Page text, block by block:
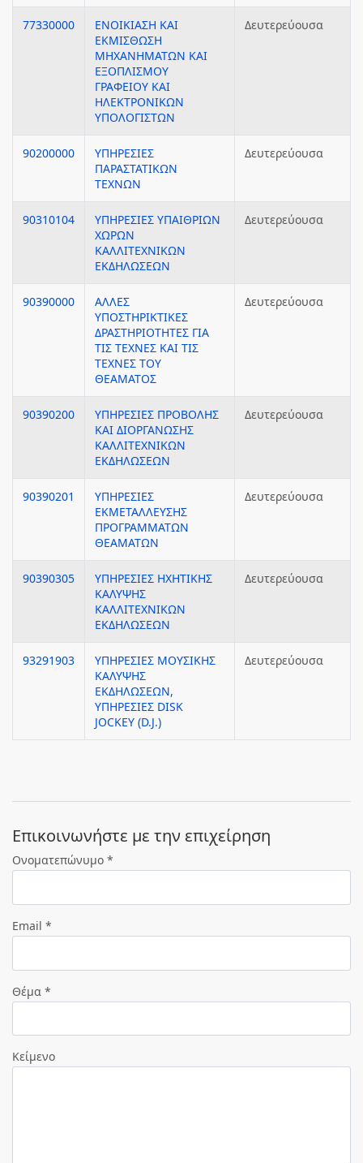
77330000
ΕΝΟΙΚΙΑΣΗ ΚΑΙ
ΕΚΜΙΣΘΩΣΗ
ΜΗΧΑΝΗΜΑΤΩΝ ΚΑΙ
ΕΞΟΠΛΙΣΜΟΥ
ΓΡΑΦΕΙΟΥ ΚΑΙ
ΗΛΕΚΤΡΟΝΙΚΩΝ
ΥΠΟΛΟΓΙΣΤΩΝ
Δευτερεύουσα
90200000
ΥΠΗΡΕΣΙΕΣ
ΠΑΡΑΣΤΑΤΙΚΩΝ
ΤΕΧΝΩΝ
Δευτερεύουσα
90310104
ΥΠΗΡΕΣΙΕΣ ΥΠΑΙΘΡΙΩΝ
ΧΩΡΩΝ
ΚΑΛΛΙΤΕΧΝΙΚΩΝ
ΕΚΔΗΛΩΣΕΩΝ
Δευτερεύουσα
90390000
ΑΛΛΕΣ
ΥΠΟΣΤΗΡΙΚΤΙΚΕΣ
ΔΡΑΣΤΗΡΙΟΤΗΤΕΣ ΓΙΑ
ΤΙΣ ΤΕΧΝΕΣ ΚΑΙ ΤΙΣ
ΤΕΧΝΕΣ ΤΟΥ
ΘΕΑΜΑΤΟΣ
Δευτερεύουσα
90390200
ΥΠΗΡΕΣΙΕΣ ΠΡΟΒΟΛΗΣ
ΚΑΙ ΔΙΟΡΓΑΝΩΣΗΣ
ΚΑΛΛΙΤΕΧΝΙΚΩΝ
ΕΚΔΗΛΩΣΕΩΝ
Δευτερεύουσα
90390201
ΥΠΗΡΕΣΙΕΣ
ΕΚΜΕΤΑΛΛΕΥΣΗΣ
ΠΡΟΓΡΑΜΜΑΤΩΝ
ΘΕΑΜΑΤΩΝ
Δευτερεύουσα
90390305
ΥΠΗΡΕΣΙΕΣ ΗΧΗΤΙΚΗΣ
ΚΑΛΥΨΗΣ
ΚΑΛΛΙΤΕΧΝΙΚΩΝ
ΕΚΔΗΛΩΣΕΩΝ
Δευτερεύουσα
93291903
ΥΠΗΡΕΣΙΕΣ ΜΟΥΣΙΚΗΣ
ΚΑΛΥΨΗΣ
ΕΚΔΗΛΩΣΕΩΝ,
ΥΠΗΡΕΣΙΕΣ DISK
JOCKEY (D.J.)
Δευτερεύουσα
Eπικοινωνήστε με την επιχείρηση
Ονοματεπώνυμο *
Email *
Θέμα *
Κείμενο